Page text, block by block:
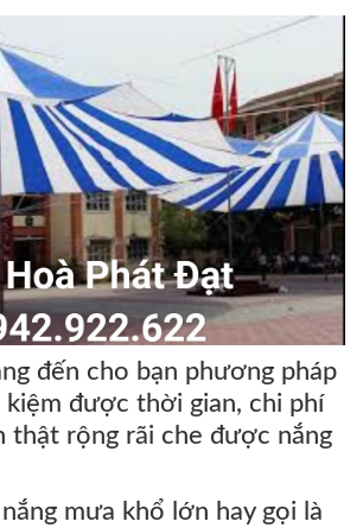
đến cho bạn phương pháp
kiệm được thời gian, chi phí
thật rộng rãi che được nắng
mưa khổ lớn hay gọi là